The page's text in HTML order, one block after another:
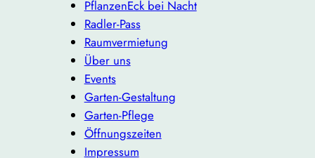
PflanzenEck bei Nacht
Radler-Pass
Raumvermietung
Über uns
Events
Garten-Gestaltung
Garten-Pflege
Öffnungszeiten
Impressum